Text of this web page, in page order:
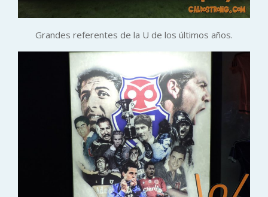
Grandes referentes de la U de los últimos años.